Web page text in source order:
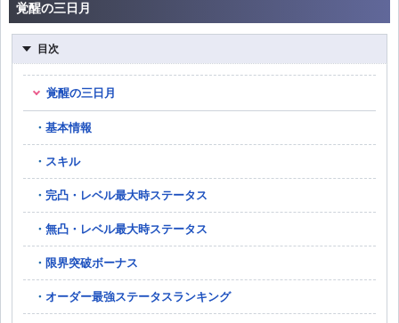
覚醒の三日月
目次
覚醒の三日月
基本情報
スキル
完凸・レベル最大時ステータス
無凸・レベル最大時ステータス
限界突破ボーナス
オーダー最強ステータスランキング